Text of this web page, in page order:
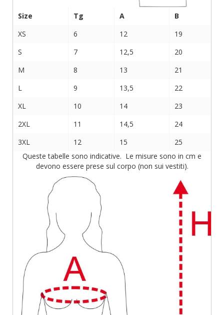
Size Tg A
B
XS
6 12
19
S
7 12,5
20
M
8 13
21
L
9 13,5
22
XL
10 14
23
2XL
11 14,5
24
3XL
12 15
25
Queste tabelle sono indicative. Le misure sono in cm e
devono essere prese sul corpo (non sui vestiti).